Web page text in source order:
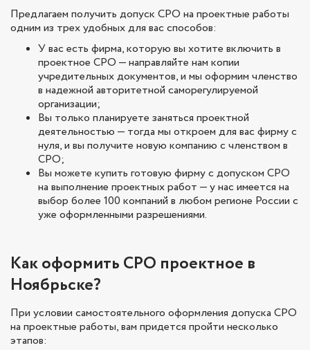
Предлагаем получить допуск СРО на проектные работы
одним из трех удобных для вас способов:
У вас есть фирма, которую вы хотите включить в
проектное СРО — направляйте нам копии
учредительных документов, и мы оформим членство
в надежной авторитетной саморегулируемой
организации;
Вы только планируете заняться проектной
деятельностью — тогда мы откроем для вас фирму с
нуля, и вы получите новую компанию с членством в
СРО;
Вы можете купить готовую фирму с допуском СРО
на выполнение проектных работ — у нас имеется на
выбор более 100 компаний в любом регионе России с
уже оформленными разрешениями.
Как оформить СРО проектное в
Ноябрьске?
При условии самостоятельного оформления допуска СРО
на проектные работы, вам придется пройти несколько
этапов: